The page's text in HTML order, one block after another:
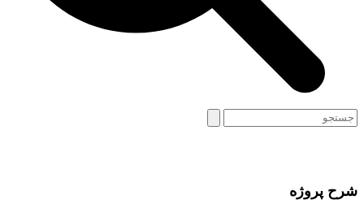
Open
mobile
Close
mobile
Search
شرح پروژه